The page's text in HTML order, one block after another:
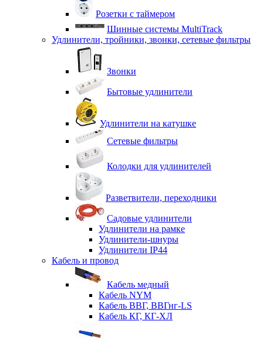
Розетки с таймером
Шинные системы MultiTrack
Удлинители, тройники, звонки, сетевые фильтры
Звонки
Бытовые удлинители
Удлинители на катушке
Сетевые фильтры
Колодки для удлинителей
Разветвители, переходники
Садовые удлинители
Удлинители на рамке
Удлинители-шнуры
Удлинители IP44
Кабель и провод
Кабель медный
Кабель NYM
Кабель ВВГ, ВВГнг-LS
Кабель КГ, КГ-ХЛ